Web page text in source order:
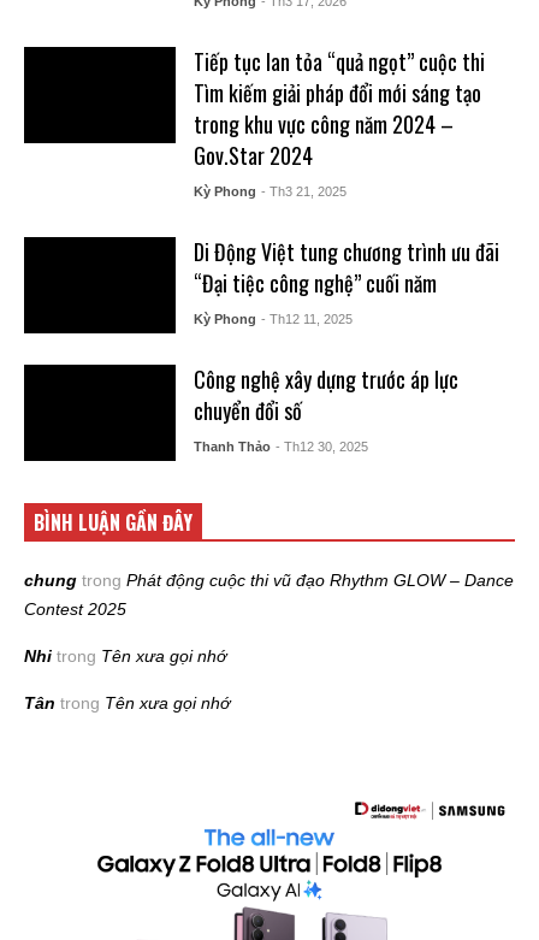
Tiếp tục lan tỏa “quả ngọt” cuộc thi
Tìm kiếm giải pháp đổi mới sáng tạo
trong khu vực công năm 2024 –
Gov.Star 2024
Kỳ Phong - Th3 21, 2025
Di Động Việt tung chương trình ưu đãi
“Đại tiệc công nghệ” cuối năm
Kỳ Phong - Th12 11, 2025
Công nghệ xây dựng trước áp lực
chuyển đổi số
Thanh Thảo - Th12 30, 2025
BÌNH LUẬN GẦN ĐÂY
chung trong Phát động cuộc thi vũ đạo Rhythm GLOW – Dance
Contest 2025
Nhi trong Tên xưa gọi nhớ
Tân trong Tên xưa gọi nhớ